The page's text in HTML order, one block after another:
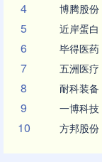
4 博腾股份
5 近岸蛋白
6 毕得医药
7 五洲医疗
8 耐科装备
9 一博科技
10 方邦股份